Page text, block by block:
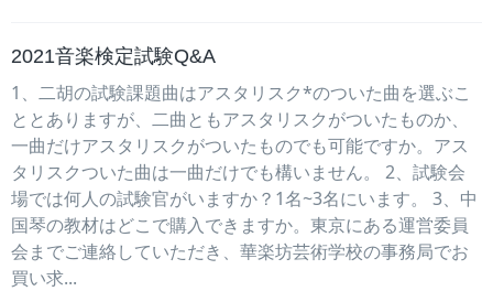
2021音楽検定試験Q&A
1、二胡の試験課題曲はアスタリスク*のついた曲を選ぶこ
ととありますが、二曲ともアスタリスクがついたものか、
一曲だけアスタリスクがついたものでも可能ですか。アス
タリスクついた曲は一曲だけでも構いません。 2、試験会
場では何人の試験官がいますか？1名~3名にいます。 3、中
国琴の教材はどこで購入できますか。東京にある運営委員
会までご連絡していただき、華楽坊芸術学校の事務局でお
買い求...